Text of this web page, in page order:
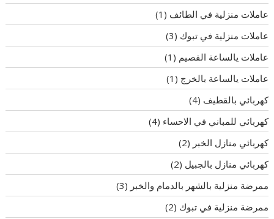
عاملات منزلية في الطائف (1)
عاملات منزلية في تبوك (3)
عاملات يالساعة القصيم (1)
عاملات يالساعة بالخرج (1)
كهربائي بالقطيف (4)
كهربائي للمباني في الاحساء (4)
كهربائي منازل الخبر (2)
كهربائي منازل بالجبيل (2)
ممرضة منزلية بالشهر بالدمام والخبر (3)
ممرضة منزلية في تبوك (2)